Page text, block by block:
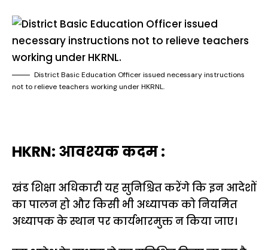
District Basic Education Officer issued necessary instructions
not to relieve teachers working under HKRNL.
HKRN: आवश्यक कदम :
खंड शिक्षा अधिकारी यह सुनिश्चित करेंगे कि इन आदेशों
का पालन हो और किसी भी अध्यापक को नियमित
अध्यापक के स्थान पर कार्यभारमुक्त न किया जाए।